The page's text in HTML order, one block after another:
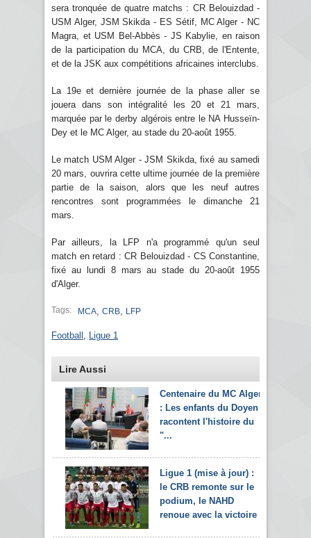
sera tronquée de quatre matchs : CR Belouizdad -
USM Alger, JSM Skikda - ES Sétif, MC Alger - NC
Magra, et USM Bel-Abbès - JS Kabylie, en raison
de la participation du MCA, du CRB, de l'Entente,
et de la JSK aux compétitions africaines interclubs.
La 19e et dernière journée de la phase aller se
jouera dans son intégralité les 20 et 21 mars,
marquée par le derby algérois entre le NA Husseïn-
Dey et le MC Alger, au stade du 20-août 1955.
Le match USM Alger - JSM Skikda, fixé au samedi
20 mars, ouvrira cette ultime journée de la première
partie de la saison, alors que les neuf autres
rencontres sont programmées le dimanche 21
mars.
Par ailleurs, la LFP n'a programmé qu'un seul
match en retard : CR Belouizdad - CS Constantine,
fixé au lundi 8 mars au stade du 20-août 1955
d'Alger.
Tags: MCA CRB LFP
Football Ligue 1
Lire Aussi
Centenaire du MC Alger
: Les enfants du Doyen
racontent l'histoire du
"...
Ligue 1 (mise à jour) :
le CRB remonte sur le
podium, le NAHD
renoue avec la victoire